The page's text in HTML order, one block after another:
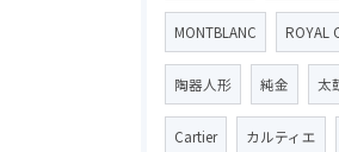
MONTBLANC ROYAL
陶器人形 純金 太
Cartier カルティエ